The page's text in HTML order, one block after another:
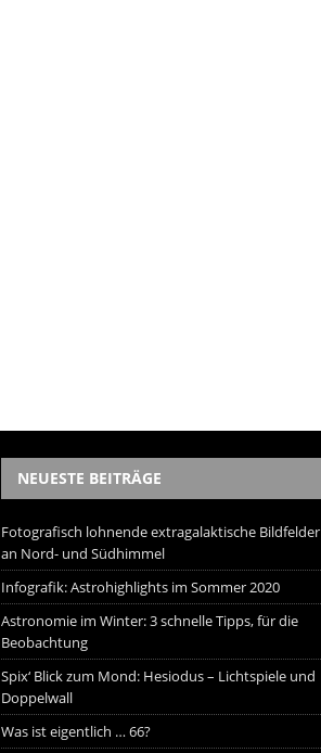
NEUESTE BEITRÄGE
Fotografisch lohnende extragalaktische Bildfelder
an Nord- und Südhimmel
Infografik: Astrohighlights im Sommer 2020
Astronomie im Winter: 3 schnelle Tipps, für die
Beobachtung
Spix‘ Blick zum Mond: Hesiodus – Lichtspiele und
Doppelwall
Was ist eigentlich … 66?